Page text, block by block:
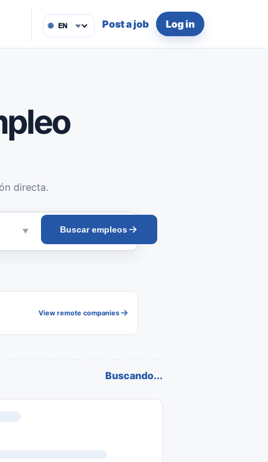
🌐 Post a job Log in
directa.
Buscar empleos
View remote companies
Buscando...